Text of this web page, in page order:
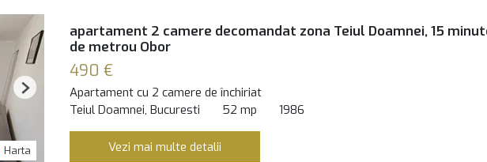
Harta
Next
apartament 2 camere decomandat zona Teiul Doamnei, 15
de metrou Obor
490 €
Apartament cu 2 camere de închiriat
Teiul Doamnei, Bucuresti
52 mp 1986
Vezi mai multe detalii